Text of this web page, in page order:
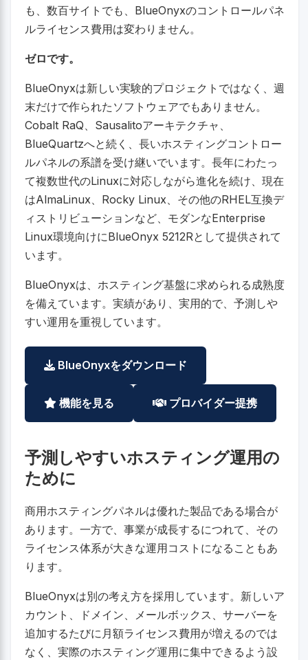
も、数百サイトでも、BlueOnyxのコントロールパネ
ルライセンス費用は変わりません。
ゼロです。
BlueOnyxは新しい実験的プロジェクトではなく、週
末だけで作られたソフトウェアでもありません。
Cobalt RaQ、Sausalitoアーキテクチャ、
BlueQuartzへと続く、長いホスティングコントロー
ルパネルの系譜を受け継いでいます。長年にわたっ
て複数世代のLinuxに対応しながら進化を続け、現在
はAlmaLinux、Rocky Linux、その他のRHEL互換デ
ィストリビューションなど、モダンなEnterprise
Linux環境向けにBlueOnyx 5212Rとして提供されて
います。
BlueOnyxは、ホスティング基盤に求められる成熟度
を備えています。実績があり、実用的で、予測しや
すい運用を重視しています。
BlueOnyxをダウンロード
機能を見る プロバイダー提携
予測しやすいホスティング運用の
ために
商用ホスティングパネルは優れた製品である場合が
あります。一方で、事業が成長するにつれて、その
ライセンス体系が大きな運用コストになることもあ
ります。
BlueOnyxは別の考え方を採用しています。新しいア
カウント、ドメイン、メールボックス、サーバーを
追加するたびに月額ライセンス費用が増えるのでは
なく、実際のホスティング運用に集中できるよう設